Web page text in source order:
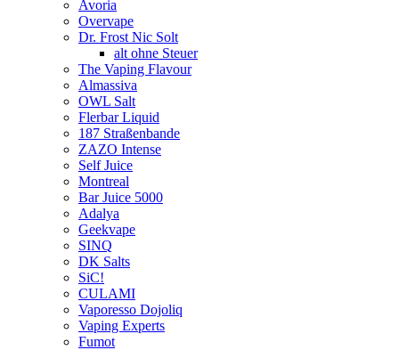
Avoria
Overvape
Dr. Frost Nic Solt
alt ohne Steuer
The Vaping Flavour
Almassiva
OWL Salt
Flerbar Liquid
187 Straßenbande
ZAZO Intense
Self Juice
Montreal
Bar Juice 5000
Adalya
Geekvape
SINQ
DK Salts
SiC!
CULAMI
Vaporesso Dojoliq
Vaping Experts
Fumot